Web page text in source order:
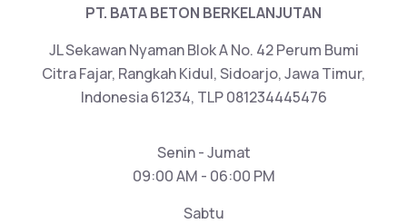
PT. BATA BETON BERKELANJUTAN
JL Sekawan Nyaman Blok A No. 42 Perum Bumi
Citra Fajar, Rangkah Kidul, Sidoarjo, Jawa Timur,
Indonesia 61234, TLP 081234445476
Senin - Jumat
09:00 AM - 06:00 PM
Sabtu